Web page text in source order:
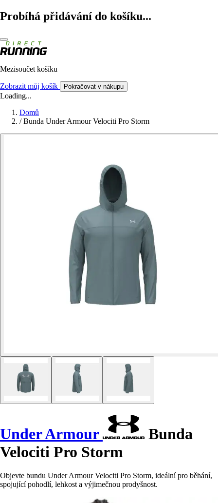
Probíhá přidávání do košíku...
Mezisoučet košíku
Zobrazit můj košík Pokračovat v nákupu
Loading...
Domů
/ Bunda Under Armour Velociti Pro Storm
Under Armour
Bunda
Velociti Pro Storm
Objevte bundu Under Armour Velociti Pro Storm, ideální pro běhání,
spojující pohodlí, lehkost a výjimečnou prodyšnost.